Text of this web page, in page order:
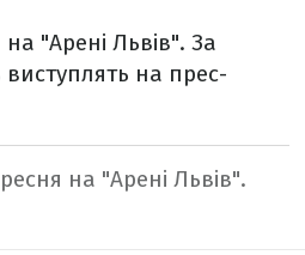
"Арені Львів". За
на прес-
на "Арені Львів".